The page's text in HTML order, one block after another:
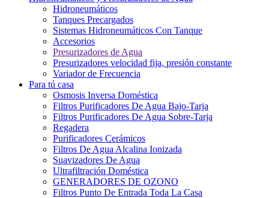
Hidroneumáticos
Tanques Precargados
Sistemas Hidroneumáticos Con Tanque
Accesorios
Presurizadores de Agua
Presurizadores velocidad fija, presión constante
Variador de Frecuencia
Para tú casa
Osmosis Inversa Doméstica
Filtros Purificadores De Agua Bajo-Tarja
Filtros Purificadores De Agua Sobre-Tarja
Regadera
Purificadores Cerámicos
Filtros De Agua Alcalina Ionizada
Suavizadores De Agua
Ultrafiltración Doméstica
GENERADORES DE OZONO
Filtros Punto De Entrada Toda La Casa